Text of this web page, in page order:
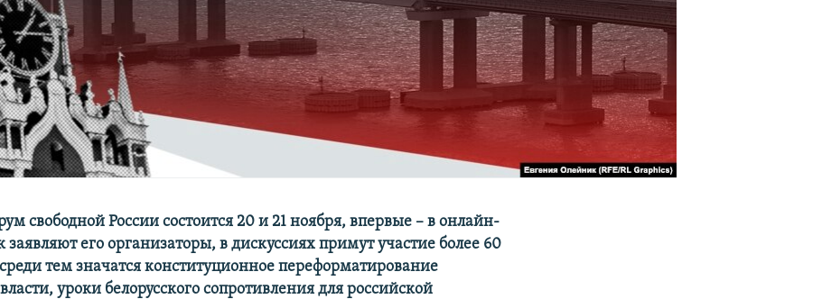
свободной России состоится 20 и 21 ноября, впервые – в онлайн-
его организаторы, в дискуссиях примут участие более 60
тем значатся конституционное переформатирование
уроки белорусского сопротивления для российской